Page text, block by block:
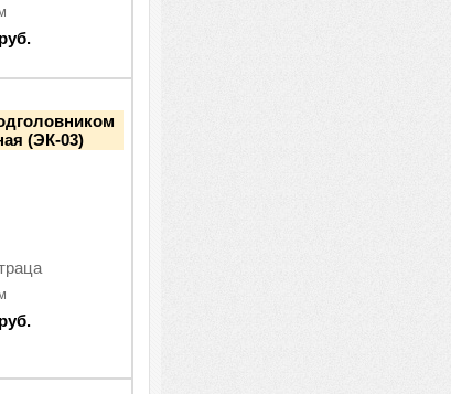
(ЭК-03)